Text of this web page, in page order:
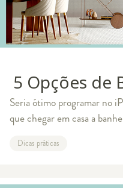
5 Opções de
Seria ótimo programar no
que chegar em casa a
toque a mais, que esbanja con
Dicas práticas